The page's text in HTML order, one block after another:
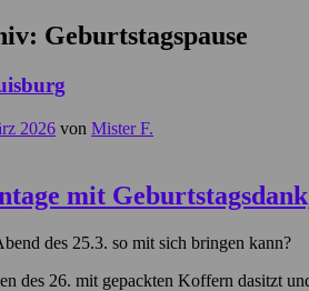
Geburtstagspause
2026 von Mister F.
des 25.3. so mit sich bringen kann?
des 26. mit gepackten Koffern dasitzt